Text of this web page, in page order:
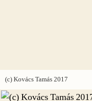
(c) Kovács Tamás 2017